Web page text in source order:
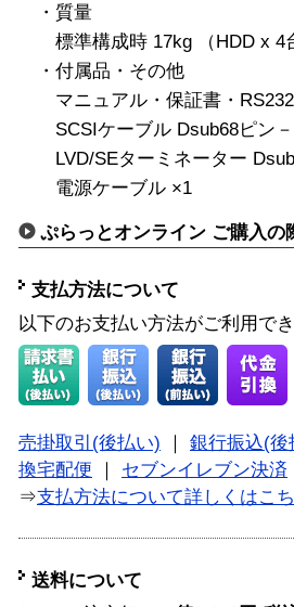
・質量
標準構成時 17kg （HDD x 4
・付属品・その他
マニュアル・保証書・
SCSIケーブル Dsub68ピン－
LVD/SEターミネーター
電源ケーブル ×1
ぷらっとオンライン ご購入の
支払方法について
以下のお支払い方法がご利用で
売掛取引(後払い)
銀行振込(後
換宅配便
セブンイレブン決済
⇒支払方法について詳しくはこ
送料について